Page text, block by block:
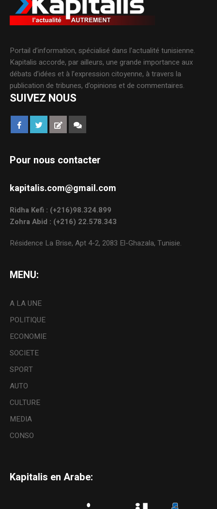
Portail d’information, spécialisé dans l’actualité tunisienne.
Kapitalis accorde, par ailleurs, une grande importance aux
débats d’idées et à l’expression citoyenne, à travers la
publication de tribunes, d’opinions et de commentaires.
SUIVEZ NOUS
Pour nous contacter
kapitalis.com@gmail.com
Ridha Kefi : (+216)98.324.899
Zohra Abid : (+216) 22.578.343
Résidence La Brise, Apt 4-2, 2083 El-Ghazala, Tunisie.
MENU:
A LA UNE
POLITIQUE
ECONOMIE
SOCIETE
SPORT
AUTO
CULTURE
MEDIA
CONSO
Kapitalis en Arabe: